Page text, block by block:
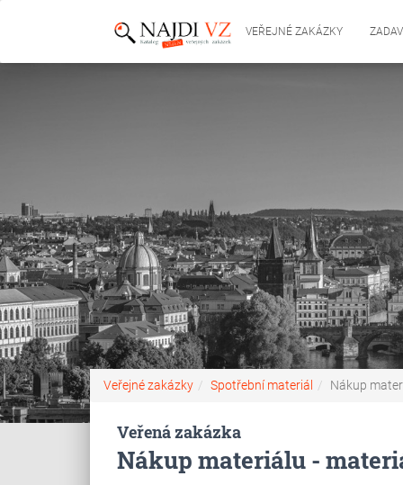
VEŘEJNÉ ZAKÁZKY
Veřejné zakázky Spotřební materiál Nákup
Veřená zakázka
Nákup materiálu -